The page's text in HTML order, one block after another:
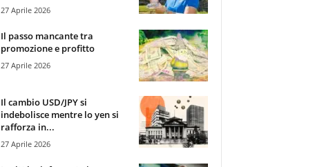
27 Aprile 2026
Il passo mancante tra
promozione e profitto
27 Aprile 2026
Il cambio USD/JPY si
indebolisce mentre lo yen si
rafforza in...
27 Aprile 2026